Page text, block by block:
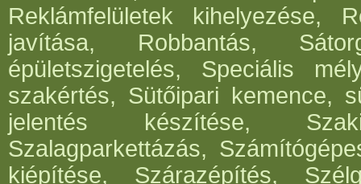
Reklámfelületek kihelyezése,
javítása, Robbantás,
épületszigetelés, Speciális
szakértés, Sütőipari kemence,
jelentés készítése,
Szalagparkettázás,
kiépítése, Szárazépítés,